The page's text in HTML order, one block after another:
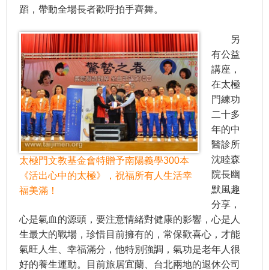
蹈，帶動全場長者歡呼拍手齊舞。
太極門文教基金會特贈予南陽義學300本
《活出心中的太極》，祝福所有人生活幸
福美滿！
另
有公益
講座，
在太極
門練功
二十多
年的中
醫診所
沈睦森
院長幽
默風趣
分享，
心是氣血的源頭，要注意情緒對健康的影響，心是人
生最大的戰場，珍惜目前擁有的，常保歡喜心，才能
氣旺人生、幸福滿分，他特別強調，氣功是老年人很
好的養生運動。目前旅居宜蘭、台北兩地的退休公司